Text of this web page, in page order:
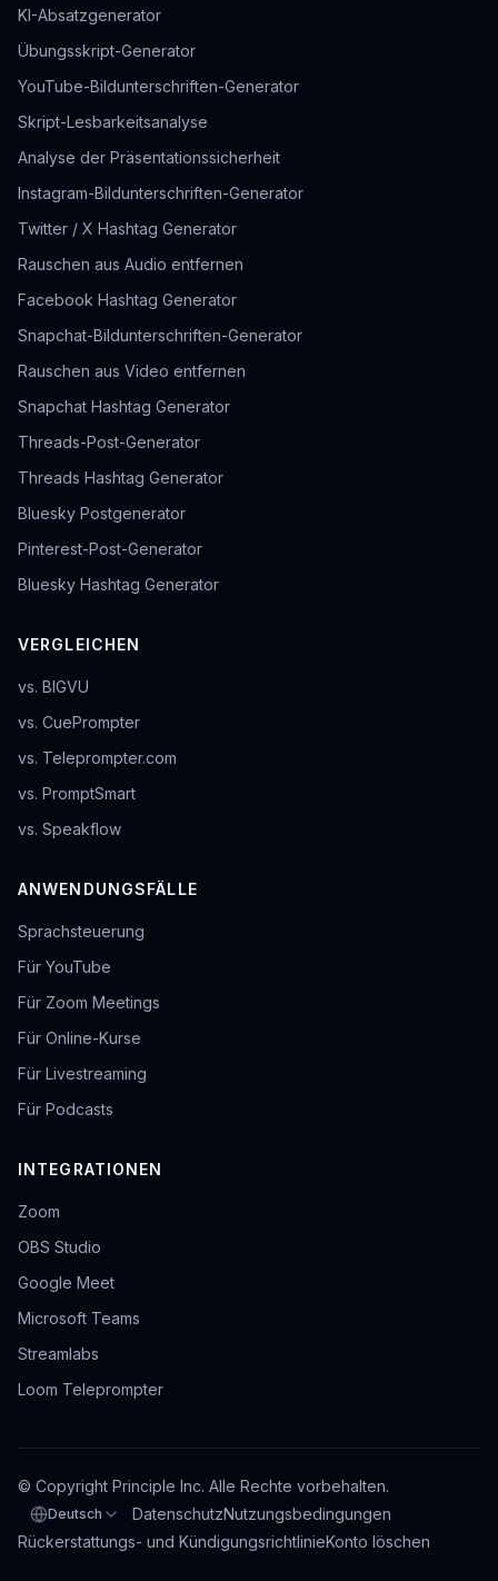
KI-Absatzgenerator
Übungsskript-Generator
YouTube-Bildunterschriften-Generator
Skript-Lesbarkeitsanalyse
Analyse der Präsentationssicherheit
Instagram-Bildunterschriften-Generator
Twitter / X Hashtag Generator
Rauschen aus Audio entfernen
Facebook Hashtag Generator
Snapchat-Bildunterschriften-Generator
Rauschen aus Video entfernen
Snapchat Hashtag Generator
Threads-Post-Generator
Threads Hashtag Generator
Bluesky Postgenerator
Pinterest-Post-Generator
Bluesky Hashtag Generator
VERGLEICHEN
vs. BIGVU
vs. CuePrompter
vs. Teleprompter.com
vs. PromptSmart
vs. Speakflow
ANWENDUNGSFÄLLE
Sprachsteuerung
Für YouTube
Für Zoom Meetings
Für Online-Kurse
Für Livestreaming
Für Podcasts
INTEGRATIONEN
Zoom
OBS Studio
Google Meet
Microsoft Teams
Streamlabs
Loom Teleprompter
© Copyright Principle Inc. Alle Rechte vorbehalten.
Sprache auswählen
Deutsch DatenschutzNutzungsbedingungen
Rückerstattungs- und KündigungsrichtlinieKonto löschen